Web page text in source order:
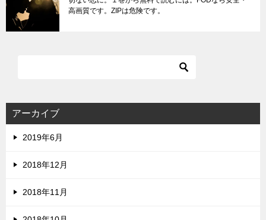
高画質です。ZIPは危険です。
アーカイブ
2019年6月
2018年12月
2018年11月